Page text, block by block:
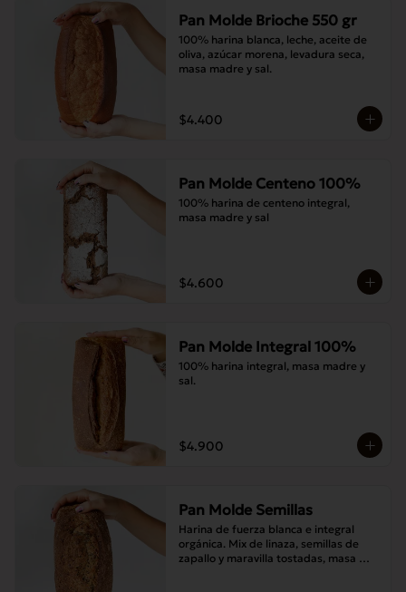
Pan Molde Brioche 550 gr
100% harina blanca, leche, aceite de
oliva, azúcar morena, levadura seca,
masa madre y sal.
$4.400
Pan Molde Centeno 100%
100% harina de centeno integral,
masa madre y sal
$4.600
Pan Molde Integral 100%
100% harina integral, masa madre y
sal.
$4.900
Pan Molde Semillas
Harina de fuerza blanca e integral
orgánica. Mix de linaza, semillas de
zapallo y maravilla tostadas, masa